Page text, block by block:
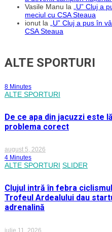
Vasile Manu la
„U” Cluj a
meciul cu CSA Steaua
ionut la
„U” Cluj a pus în
CSA Steaua
ALTE SPORTURI
8 Minutes
ALTE SPORTURI
De ce apa din jacuzzi este
problema corect
august 5, 2026
4 Minutes
ALTE SPORTURI SLIDER
Clujul intră în febra
Trofeul Ardealului dau
adrenalină
iulie 11, 2026